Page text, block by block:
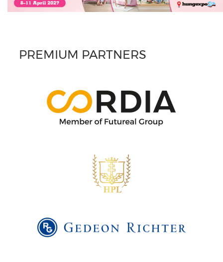
PREMIUM PARTNERS